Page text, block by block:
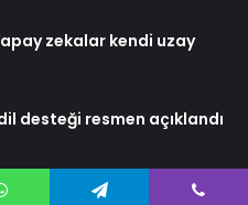
zekalar kendi uzay
desteği resmen açıklandı